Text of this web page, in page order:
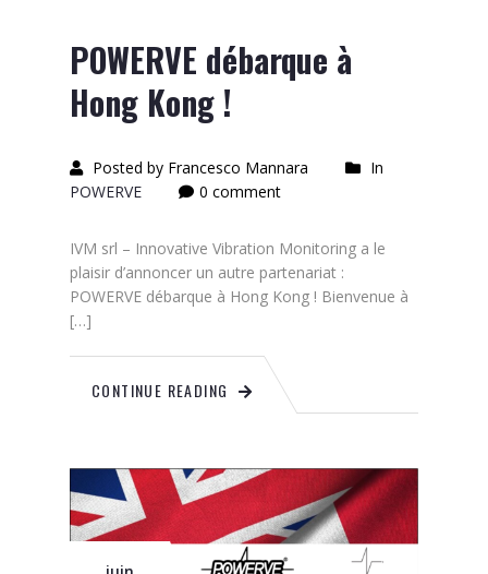
POWERVE débarque à
Hong Kong !
Posted by Francesco Mannara
In
POWERVE
0 comment
IVM srl – Innovative Vibration Monitoring a le
plaisir d’annoncer un autre partenariat :
POWERVE débarque à Hong Kong ! Bienvenue à
[…]
CONTINUE READING